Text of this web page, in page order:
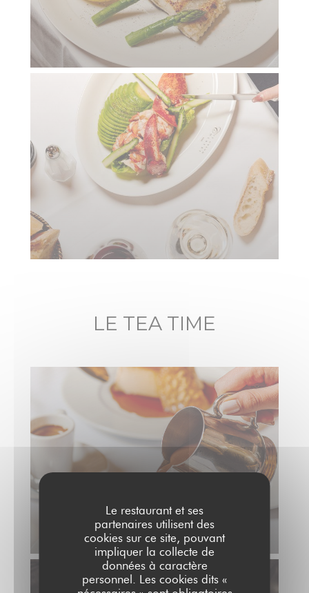
Le restaurant et ses
partenaires utilisent des
cookies sur ce site, pouvant
impliquer la collecte de
données à caractère
personnel. Les cookies dits «
LE TEA TIME